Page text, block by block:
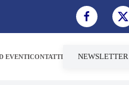
EVENTICONTATTI NEWSLETTER